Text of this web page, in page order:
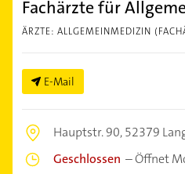
Fachärzte für
ÄRZTE: ALLGEMEINMEDIZIN
E-Mail
Hauptstr. 90,52379
Geschlossen –Öffnet